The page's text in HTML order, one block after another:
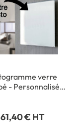
verre
- Personnalisé -
61,40 € HT